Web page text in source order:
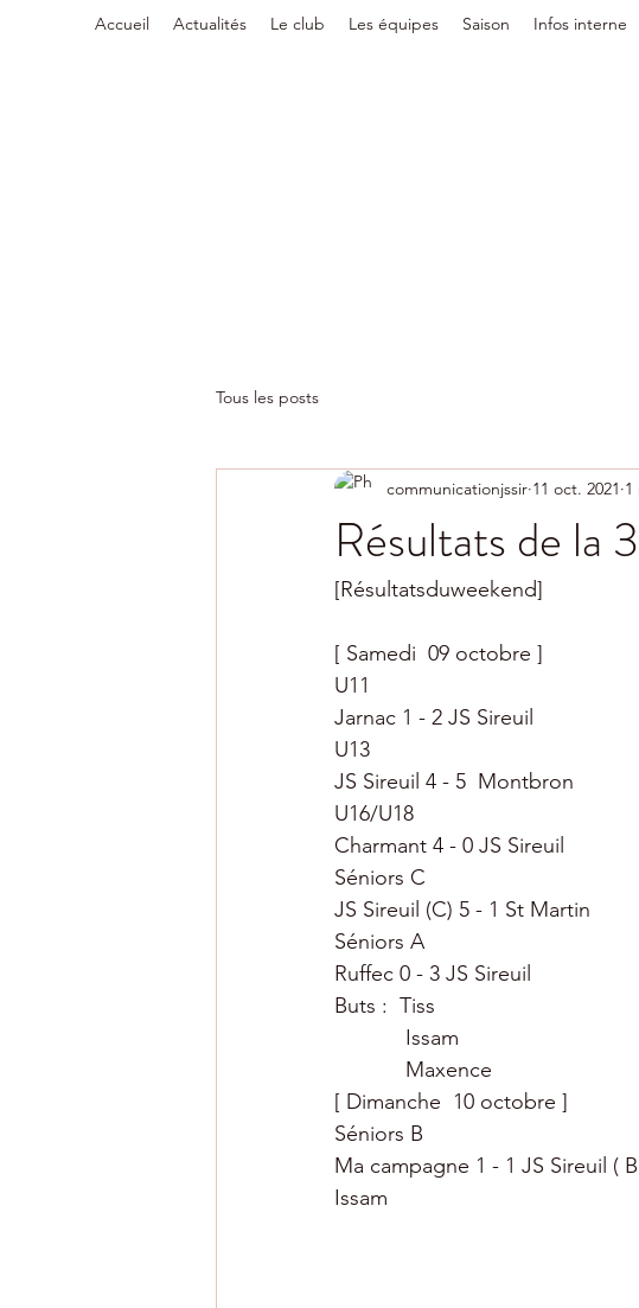
Accueil Actualités Le club Les équipes Saison Infos interne
Tous les posts
Résultats de la
communicationjssir 11 oct. 2021 1
[Résultatsduweekend]
[ Samedi  09 octobre ]
U11
Jarnac 1 - 2 JS Sireuil
U13
JS Sireuil 4 - 5  Montbron
U16/U18
Charmant 4 - 0 JS Sireuil
Séniors C
JS Sireuil (C) 5 - 1 St Martin
Séniors A
Ruffec 0 - 3 JS Sireuil
Buts :  Tiss
            Issam
            Maxence
[ Dimanche  10 octobre ]
Séniors B
Ma campagne 1 - 1 JS Sireuil (
Issam